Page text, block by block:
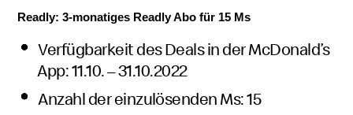
Readly: 3-monatiges Readly Abo für 15 Ms
Verfügbarkeit des Deals in der McDonald’s
App: 11.10. – 31.10.2022
Anzahl der einzulösenden Ms: 15